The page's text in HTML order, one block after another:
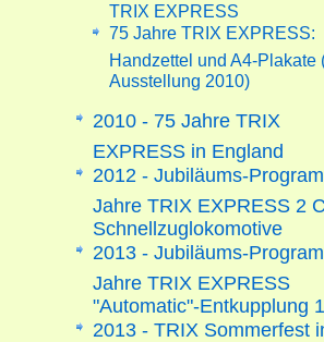
TRIX EXPRESS
75 Jahre TRIX EXPRESS:
Handzettel und A4-Plakate
Ausstellung 2010)
2010 - 75 Jahre TRIX
EXPRESS in England
2012 - Jubiläums-
Jahre TRIX EXPRESS 2
Schnellzuglokomotive
2013 - Jubiläums-
Jahre TRIX EXPRESS
"Automatic"-Entkupplung
2013 - TRIX Sommerfest